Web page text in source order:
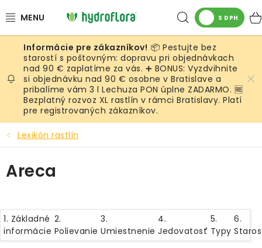
na
Hľadať
S DPH
RASTLINY
UMELÉ RASTLINY
KVETINÁČE
SUBSTRÁTY A PRÍSLUŠENSTVO
SERVIS INTERIÉROVEJ ZELENE
ŽIVÉ STENY
📦 Pestujte bez
starostí s poštovným: dopravu pri objednávkach
nad 90 € zaplatíme za vás. ➕ BONUS: Vyzdvihnite
si objednávku nad 90 € osobne v Bratislave a
pribalíme vám 3 l Lechuza PON úplne ZADARMO. 🆓
Bezplatný rozvoz XL rastlín v rámci Bratislavy. Platí
pre registrovaných zákazníkov.
Lexikón rastlín
Areca
1. Základné
informácie
2.
Polievanie
3.
Umiestnenie
4.
Jedovatosť
5.
Typy
6.